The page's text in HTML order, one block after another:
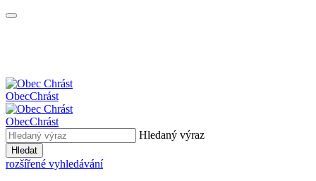
ObecChrást
ObecChrást
Hledaný výraz
Hledat
rozšířené vyhledávání